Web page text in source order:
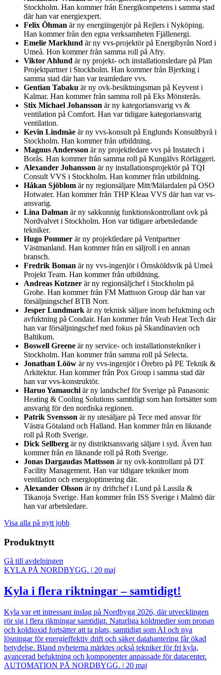
Stockholm. Han kommer från Energikompetens i samma stad
där han var energiexpert.
Felix Öhman är ny energiingenjör på Rejlers i Nyköping.
Han kommer från den egna verksamheten Fjällenergi.
Emelie Marklund är ny vvs-projektör på Energibyrån Nord i
Umeå. Hon kommer från samma roll på Afry.
Viktor Ahlund är ny projekt- och installationsledare på Plan
Projektpartner i Stockholm. Han kommer från Bjerking i
samma stad där han var teamledare vvs.
Gentian Tabaku är ny ovk-besiktningsman på Keyvent i
Kalmar. Han kommer från samma roll på Eks Mönsterås.
Stix Michael Johansson är ny kategoriansvarig vs &
ventilation på Comfort. Han var tidigare kategoriansvarig
ventilation.
Kevin Lindmäe är ny vvs-konsult på Englunds Konsultbyrå i
Stockholm. Han kommer från utbildning.
Magnus Andersson är ny projektledare vvs på Instatech i
Borås. Han kommer från samma roll på Kungälvs Rörläggeri.
Alexander Johansson är ny installationsprojektör på TQI
Consult VVS i Stockholm. Han kommer från utbildning.
Håkan Sjöblom är ny regionsäljare Mitt/Mälardalen på OSO
Hotwater. Han kommer från THP Kleaa VVS där han var vs-
ansvarig.
Lina Dalman är ny sakkunnig funktionskontrollant ovk på
Nordvalvet i Stockholm. Hon var tidigare arbetsledande
tekniker.
Hugo Pommer är ny projektledare på Ventpartner
Västmanland. Han kommer från en säljroll i en annan
bransch.
Fredrik Boman är ny vvs-ingenjör i Örnsköldsvik på Umeå
Projekt Team. Han kommer från utbildning.
Andreas Kutzner är ny regionsäljchef i Stockholm på
Grohe. Han kommer från FM Mattsson Group där han var
försäljningschef BTB Norr.
Jesper Lundmark är ny teknisk säljare inom befuktning och
avfuktning på Condair. Han kommer från Veab Heat Tech där
han var försäljningschef med fokus på Skandinavien och
Baltikum.
Boswell Greene är ny service- och installationstekniker i
Stockholm. Han kommer från samma roll på Selecta.
Jonathan Lööw är ny vvs-ingenjör i Örebro på PE Teknik &
Arkitektur. Han kommer från Pox Group i samma stad där
han var vvs-konstruktör.
Haruo Yamauchi är ny landschef för Sverige på Panasonic
Heating & Cooling Solutions samtidigt som han fortsätter som
ansvarig för den nordiska regionen.
Patrik Svensson är ny utesäljare på Tece med ansvar för
Västra Götaland och Halland. Han kommer från en liknande
roll på Roth Sverige.
Dick Sellberg är ny distriktsansvarig säljare i syd. Även han
kommer från en liknande roll på Roth Sverige.
Jonas Dargaudas Mattsson är ny ovk-kontrollant på DT
Facility Management. Han var tidigare tekniker inom
ventilation och energioptimering där.
Alexander Olsson är ny driftchef i Lund på Lassila &
Tikanoja Sverige. Han kommer från ISS Sverige i Malmö där
han var arbetsledare.
Visa alla på nytt jobb
Produktnytt
Gå till avdelningen
KYLA PÅ NORDBYGG. | 20 maj
Kyla i flera riktningar – samtidigt!
Kyla var ett intressant inslag på Nordbygg 2026, där utvecklingen
rör sig i flera riktningar samtidigt. Naturliga köldmedier som propan
och koldioxid fortsätter att ta plats, samtidigt som AI och nya
lösningar för energieffektiv drift och säker datahantering får ökad
betydelse. Bland nyheterna märktes också tekniker för fri kyla,
avancerad befuktning och komponenter anpassade för datacenter.
AUTOMATION PÅ NORDBYGG. | 20 maj